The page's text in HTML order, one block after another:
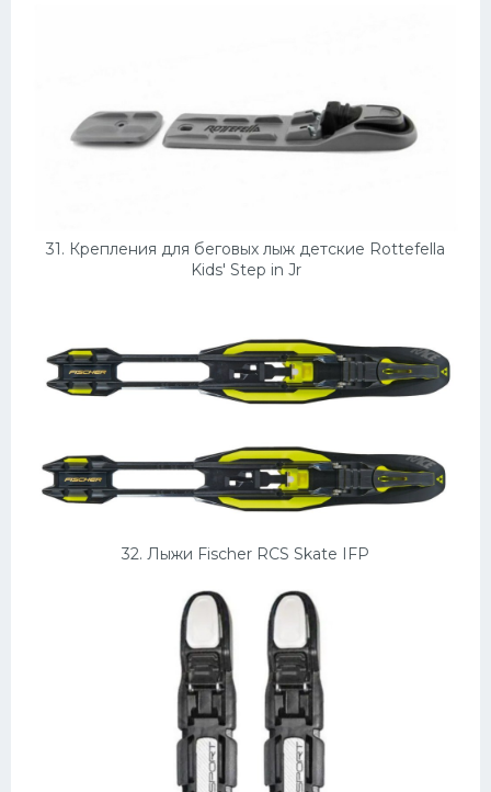
31. Крепления для беговых лыж детские Rottefella
Kids' Step in Jr
32. Лыжи Fischer RCS Skate IFP